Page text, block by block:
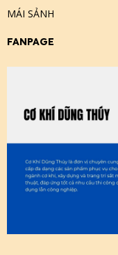
MÁI SẢNH
FANPAGE